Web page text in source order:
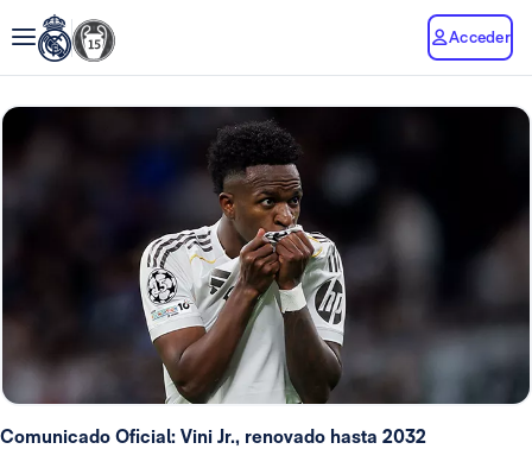
Acceder
Comunicado Oficial: Vini Jr., renovado hasta 2032